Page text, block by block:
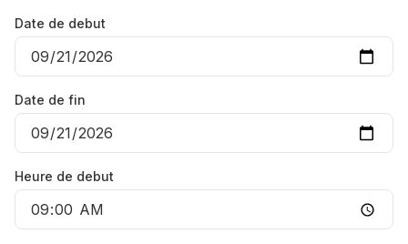
Date de debut
Date de fin
Heure de debut